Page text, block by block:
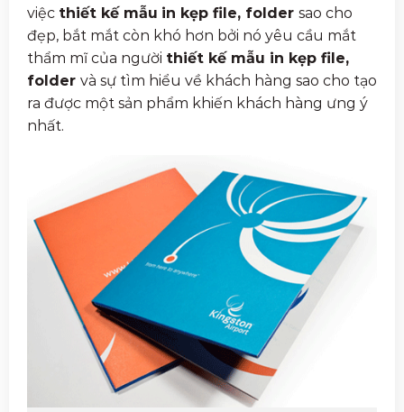
việc thiết kế mẫu in kẹp file, folder sao cho
đẹp, bắt mắt còn khó hơn bởi nó yêu cầu mắt
thẩm mĩ của người thiết kế mẫu in kẹp file,
folder và sự tìm hiểu về khách hàng sao cho tạo
ra được một sản phẩm khiến khách hàng ưng ý
nhất.